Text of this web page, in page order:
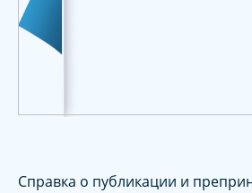
Справка о публикации и